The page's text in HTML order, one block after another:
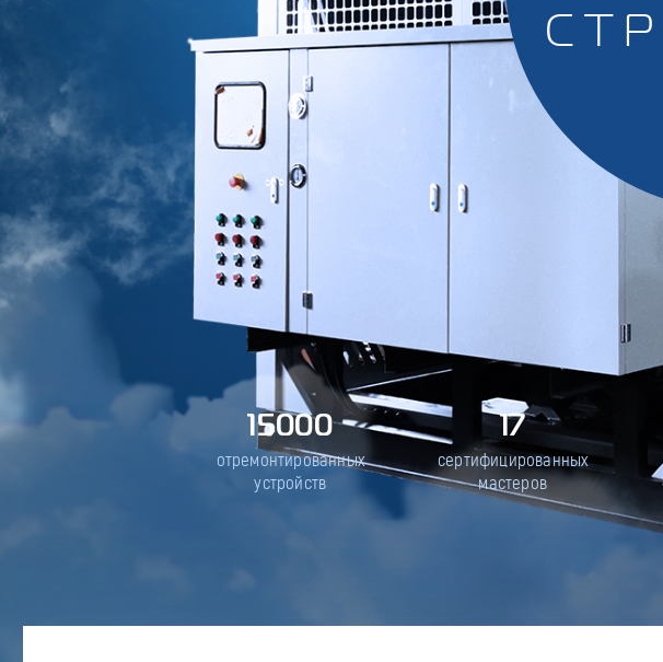
15000
отремонтированных
устройств
17
сертифицированных
мастеров